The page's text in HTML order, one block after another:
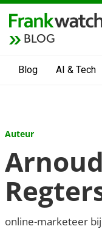
BLOG
Blog AI & Tech
Auteur
Arnoud
online-marketeer bij